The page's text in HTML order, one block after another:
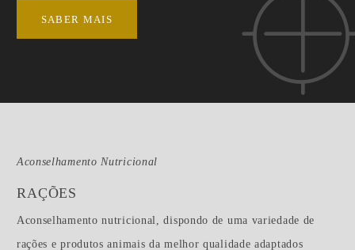
SABER MAIS
Aconselhamento Nutricional
RAÇÕES
Aconselhamento nutricional, dispondo de uma variedade de
rações e produtos animais da melhor qualidade adaptados